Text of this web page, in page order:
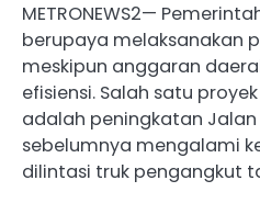
METRONEWS2—
berupaya melaksanakan
meskipun anggaran
efisiensi. Salah satu
adalah peningkatan Jalan
sebelumnya mengalami
dilintasi truk pengangkut